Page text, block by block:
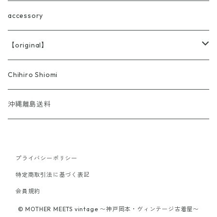
accessory
【original】
BRICOLA
Chihiro Shiomi
沖縄離島送料
プライバシーポリシー
特定商取引法に基づく表記
会員規約
© MOTHER MEETS vintage 〜神戸岡本・ヴィンテージ古着屋〜